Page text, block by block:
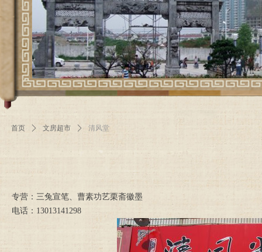
首页 ꄲ 文房超市 ꄲ 清风堂
专营：三兔宣笔、曹素功艺栗斋徽墨
电话：13013141298